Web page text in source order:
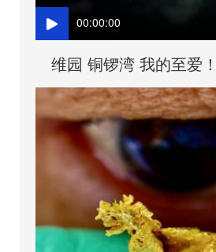
00:00:00
维园 铜锣湾 我的至爱！